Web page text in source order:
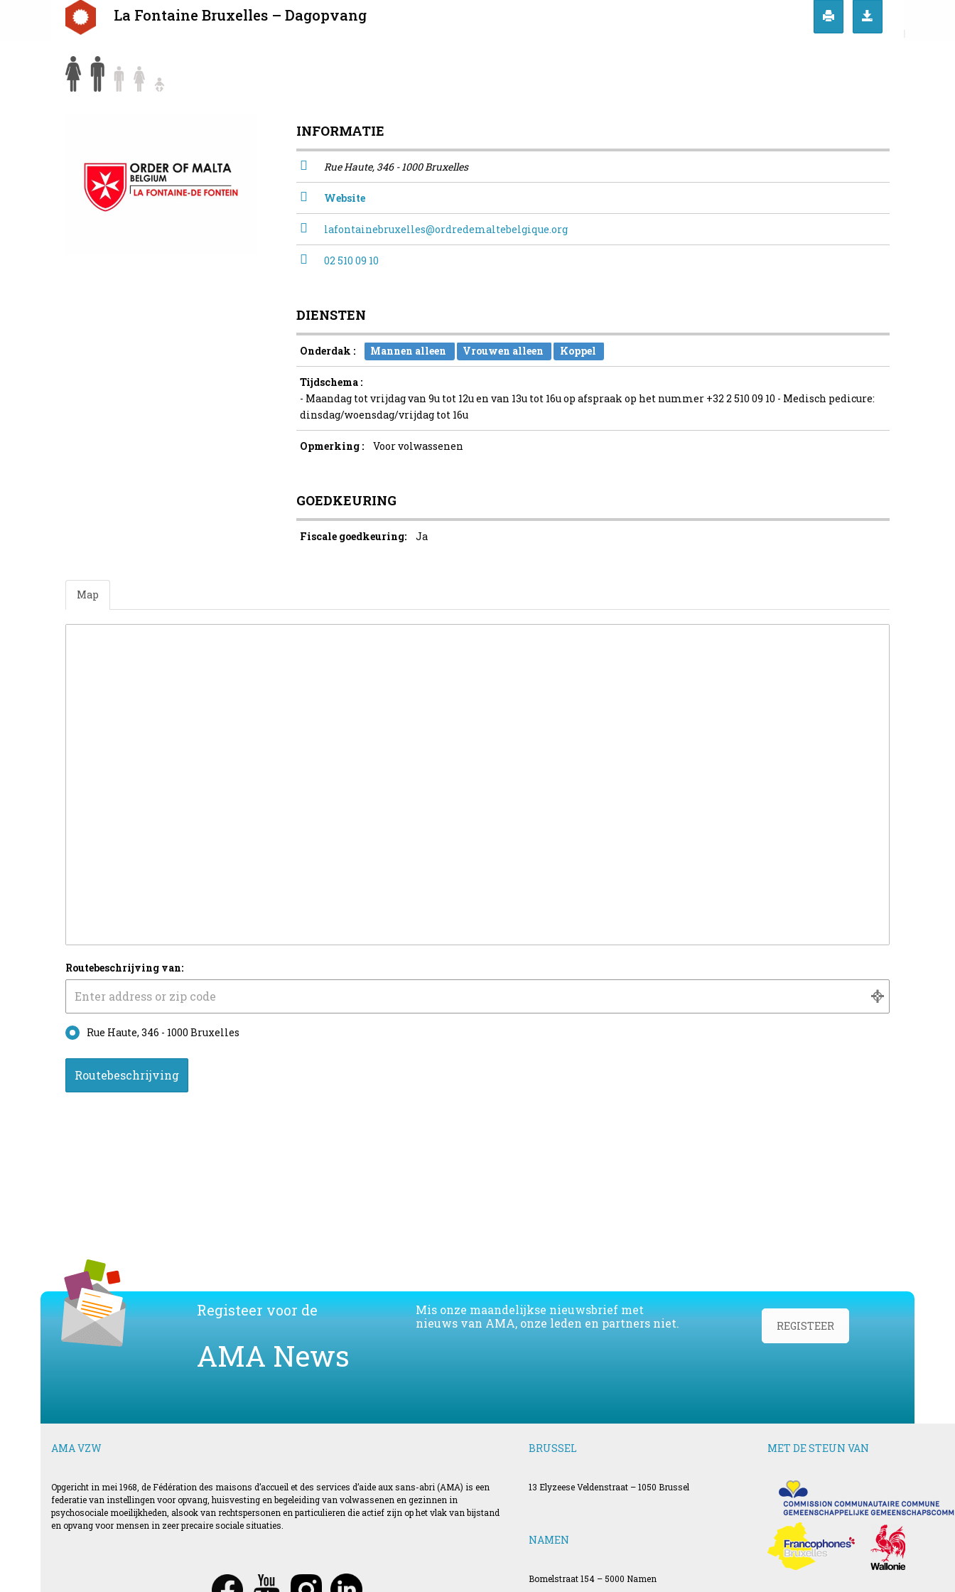
La Fontaine Bruxelles – Dagopvang
INFORMATIE
Rue Haute, 346 - 1000 Bruxelles
Website
lafontainebruxelles@ordredemaltebelgique.org
02 510 09 10
DIENSTEN
Onderdak : Mannen alleen Vrouwen alleen Koppel
Tijdschema :
- Maandag tot vrijdag van 9u tot 12u en van 13u tot 16u op afspraak op het nummer +32 2 510 09 10 - Medisch pedicure:
dinsdag/woensdag/vrijdag tot 16u
Opmerking : Voor volwassenen
GOEDKEURING
Fiscale goedkeuring: Ja
Map
Routebeschrijving van:
Rue Haute, 346 - 1000 Bruxelles
Registeer voor de
AMA News
Mis onze maandelijkse nieuwsbrief met
nieuws van AMA, onze leden en partners niet.
REGISTEER
AMA VZW
Opgericht in mei 1968, de Fédération des maisons d’accueil et des services d’aide aux sans-abri (AMA) is een
federatie van instellingen voor opvang, huisvesting en begeleiding van volwassenen en gezinnen in
psychosociale moeilijkheden, alsook van rechtspersonen en particulieren die actief zijn op het vlak van bijstand
en opvang voor mensen in zeer precaire sociale situaties.
BRUSSEL
13 Elyzeese Veldenstraat – 1050 Brussel
NAMEN
Bomelstraat 154 – 5000 Namen
MET DE STEUN VAN